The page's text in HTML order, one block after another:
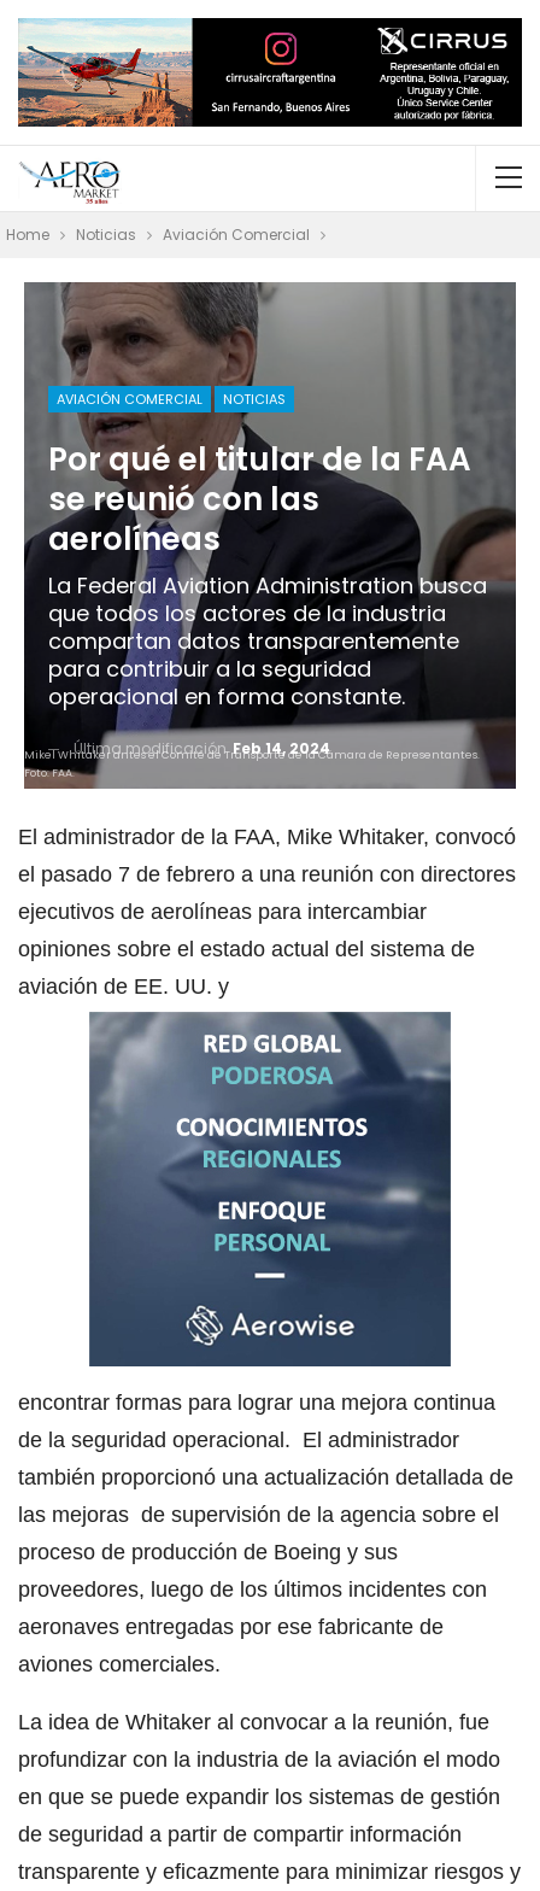
Home Noticias Aviación Comercial
AVIACIÓN COMERCIAL NOTICIAS
Por qué el titular de la FAA
se reunió con las
aerolíneas
La Federal Aviation Administration busca
que todos los actores de la industria
compartan datos transparentemente
para contribuir a la seguridad
operacional en forma constante.
Última modificaciónFeb 14, 2024
Mikel Whitaker antes el Comité de Transporte de la Cámara de Representantes.
Foto: FAA.
El administrador de la FAA, Mike Whitaker, convocó
el pasado 7 de febrero a una reunión con directores
ejecutivos de aerolíneas para intercambiar
opiniones sobre el estado actual del sistema de
aviación de EE. UU. y
encontrar formas para lograr una mejora continua
de la seguridad operacional. El administrador
también proporcionó una actualización detallada de
las mejoras de supervisión de la agencia sobre el
proceso de producción de Boeing y sus
proveedores, luego de los últimos incidentes con
aeronaves entregadas por ese fabricante de
aviones comerciales.
La idea de Whitaker al convocar a la reunión, fue
profundizar con la industria de la aviación el modo
en que se puede expandir los sistemas de gestión
de seguridad a partir de compartir información
transparente y eficazmente para minimizar riesgos y